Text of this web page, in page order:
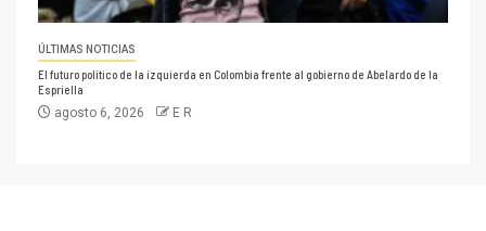
ÚLTIMAS NOTICIAS
El futuro político de la izquierda en Colombia frente al gobierno de Abelardo de la
Espriella
agosto 6, 2026 E R